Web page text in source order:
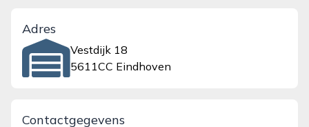
Adres
Vestdijk 18
5611CC Eindhoven
Contactgegevens